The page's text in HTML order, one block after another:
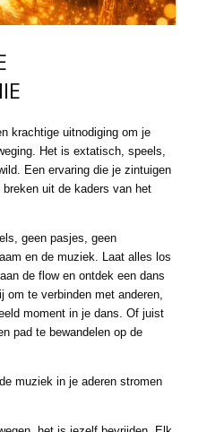
krachtige uitnodiging om je
Het is extatisch, speels,
Een ervaring die je zintuigen
uit de kaders van het
geen pasjes, geen
en de muziek. Laat alles los
de flow en ontdek een dans
te verbinden met anderen,
moment in je dans. Of juist
pad te bewandelen op de
muziek in je aderen stromen